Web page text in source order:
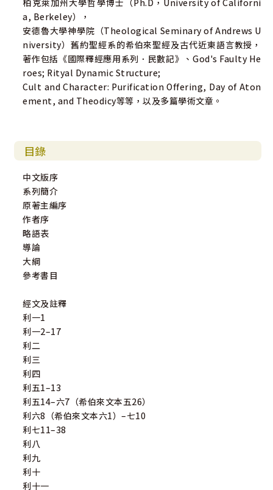
柏克萊加州大學哲學博士（Ph.D，University of Californi
a, Berkeley），
安德魯大學神學院（Theological Seminary of Andrews U
niversity）舊約聖經系的希伯來聖經及古代近東語言教授，
著作包括《國際釋經應用系列．民數記》、God's Faulty He
roes; Rityal Dynamic Structure;
Cult and Character: Purification Offering, Day of Aton
ement, and Theodicy等等，以及多篇學術文章。
目錄
中文版序
系列簡介
原著主編序
作者序
略語表
導論
大綱
參考書目
經文及註釋
利一1
利一2–17
利二
利三
利四
利五1–13
利五14–六7（希伯來文本五26）
利六8（希伯來文本六1）–七10
利七11–38
利八
利九
利十
利十一